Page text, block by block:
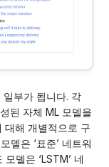
일부가 됩니다. 각
된 자체 ML 모델을
대해 개별적으로 구
델은 ‘표준’ 네트워
델은 ‘LSTM’ 네